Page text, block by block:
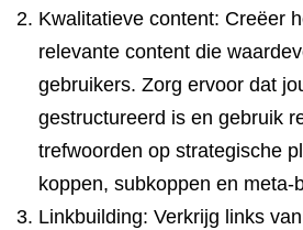
Kwalitatieve content: Creëer
relevante content die
gebruikers. Zorg ervoor dat
gestructureerd is en gebruik
trefwoorden op strategische
koppen, subkoppen en meta-
Linkbuilding: Verkrijg links